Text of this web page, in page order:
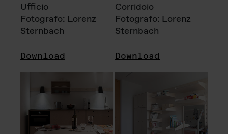
Ufficio
Fotografo: Lorenz
Sternbach
Download
Corridoio
Fotografo: Lorenz
Sternbach
Download